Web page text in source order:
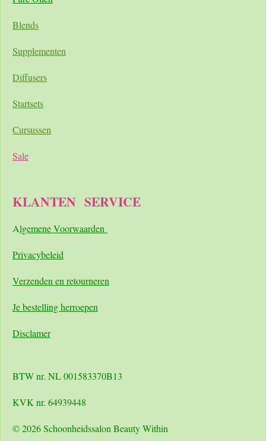
Blends
Supplementen
Diffusers
Startsets
Cursussen
Sale
KLANTEN SERVICE
Algemene Voorwaarden
Privacybeleid
Verzenden en retourneren
Je bestelling herroepen
Disclamer
BTW nr. NL 001583370B13
KVK nr. 64939448
© 2026 Schoonheidssalon Beauty Within